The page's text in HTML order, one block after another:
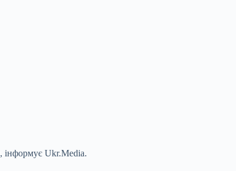
інформує Ukr.Media.